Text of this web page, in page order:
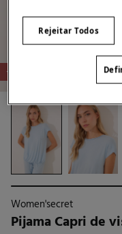
-70%
Women'secret
Pijama Capri de
Rejeitar Todos